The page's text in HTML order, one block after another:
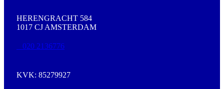
HERENGRACHT 584
1017 CJ AMSTERDAM
020 2136776
KVK: 85279927